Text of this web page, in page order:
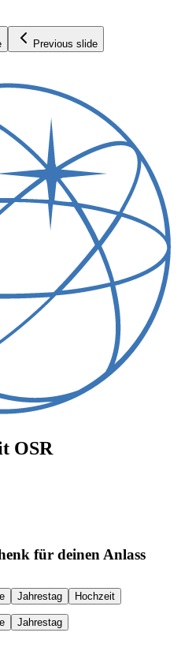
Previous slide
OSR
für deinen Anlass
Jahrestag Hochzeit
Jahrestag